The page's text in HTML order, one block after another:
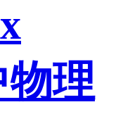
理